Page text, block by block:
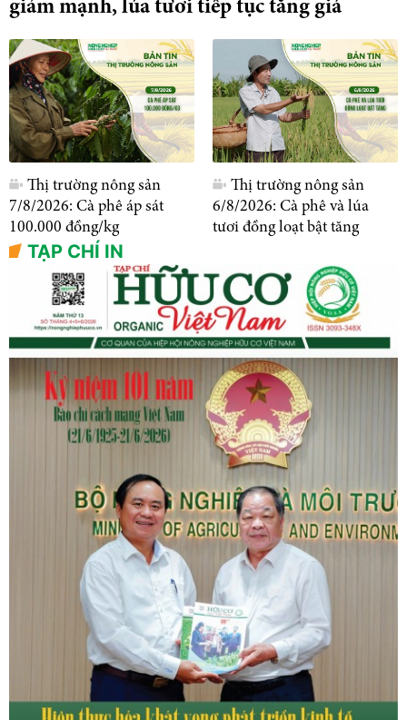
giảm mạnh, lúa tươi tiếp tục tăng giá
Thị trường nông sản
7/8/2026: Cà phê áp sát
100.000 đồng/kg
Thị trường nông sản
6/8/2026: Cà phê và lúa
tươi đồng loạt bật tăng
TẠP CHÍ IN